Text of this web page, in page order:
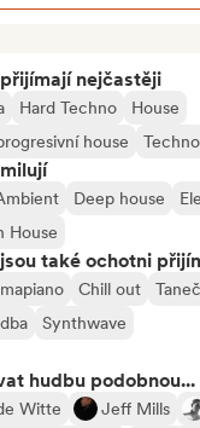
nejčastěji
Hard Techno
House
house
Techno
Deep house
House
také ochotni
Chill out
Synthwave
hudbu podobnou...
Witte Jeff Mills